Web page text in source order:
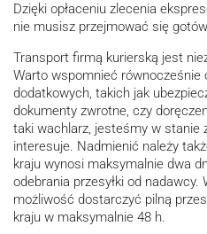
Dzięki opłaceniu zlecenia
nie musisz przejmować się
Transport firmą kurierską jest
Warto wspomnieć równocześnie
dodatkowych, takich jak
dokumenty zwrotne, czy
taki wachlarz, jesteśmy w stanie
interesuje. Nadmienić należy
kraju wynosi maksymalnie dwa
odebrania przesyłki od
możliwość dostarczyć pilną
kraju w maksymalnie 48 h.